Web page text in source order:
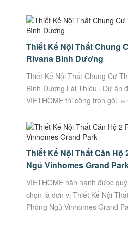
54C...
Thiết Kế Nội Thất Chung
Rivana Bình Dương
Thiết Kế Nội Thất Chung Cư
Bình Dương Lái Thiêu . Dự án
VIETHOME thi công trọn gói.
Minh ๏...
Thiết Kế Nội Thất Căn Hộ
Ngủ Vinhomes Grand
VIETHOME hân hạnh được
chọn là đơn vị Thiết Kế Nội
Phòng Ngủ Vinhomes Grand